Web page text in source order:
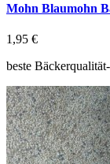
Mohn Blaumohn
1,95 €
beste